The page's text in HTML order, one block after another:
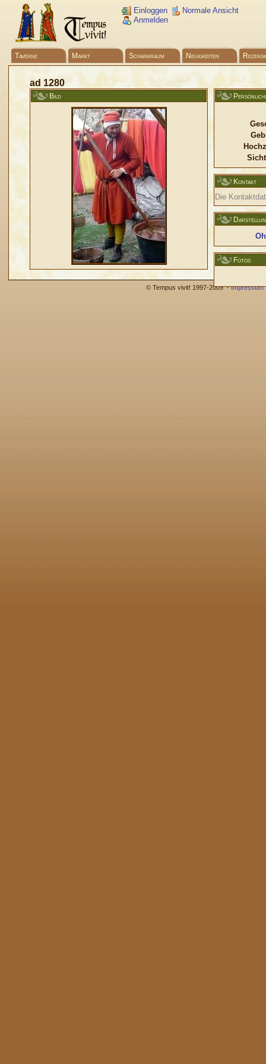
Einloggen
Anmelden
Normale Ansicht
Taverne Markt Schankraum Neuigkeiten
ad 1280
Bild
Kontakt
Die
Fotos
© Tempus vivit! 1997-2009 -Impressum